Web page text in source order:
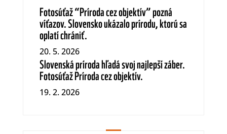
Fotosúťaž “Príroda cez objektív” pozná
víťazov. Slovensko ukázalo prírodu, ktorú sa
oplatí chrániť.
20. 5. 2026
Slovenská príroda hľadá svoj najlepší záber.
Fotosúťaž Príroda cez objektív.
19. 2. 2026